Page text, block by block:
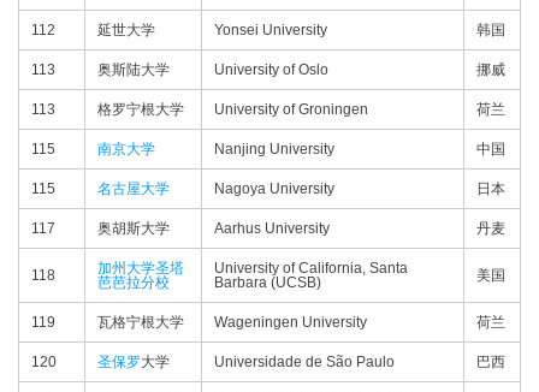
112 延世大学 Yonsei University 韩国
113 奥斯陆大学 University of Oslo 挪威
113 格罗宁根大学 University of Groningen 荷兰
115 南京大学 Nanjing University 中国
115 名古屋大学 Nagoya University 日本
117 奥胡斯大学 Aarhus University 丹麦
118
加州大学圣塔
芭芭拉分校
University of California, Santa
Barbara (UCSB)
美国
119 瓦格宁根大学 Wageningen University 荷兰
120 圣保罗大学 Universidade de São Paulo 巴西